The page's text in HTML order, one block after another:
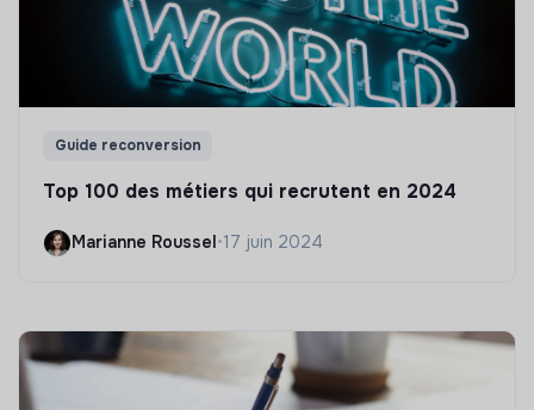
Guide reconversion
Top 100 des métiers qui recrutent en 2024
Marianne Roussel•17 juin 2024